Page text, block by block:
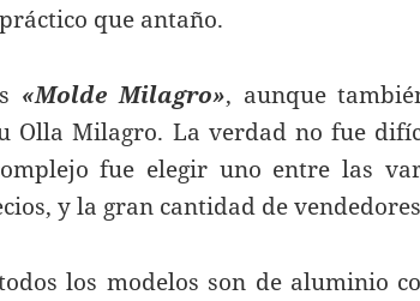
que antaño.
«Molde Milagro», aunque
Olla Milagro. La verdad no fue
fue elegir uno entre las
y la gran cantidad de
los modelos son de aluminio